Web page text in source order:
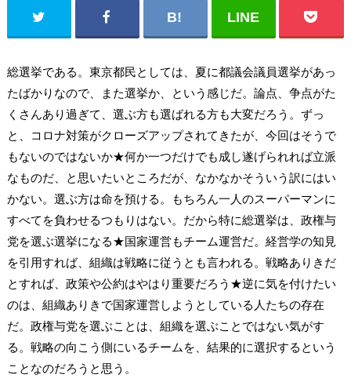
総選挙である。東京都民としては、夏に都議会議員選挙があっ
たばかりなので、また選挙か、という感じだ。論点、争点がた
くさんあり過ぎて、選ぶ方も選ばれる方も大変だろう。ずっ
と、コロナ対策がクローズアップされてきたが、今回はそうで
もないのではないか★何か一つだけでも成し遂げられれば立派
なものだ、と思いたいところだが、なかなかそういう訳にはい
かない。選ぶ方は命を預ける。もちろん一人のスーパーマンに
すべてを負わせるつもりはない。だから特に総選挙は、政権与
党を選ぶ選挙になる★国家運営もチーム運営だ。経営学の知見
を引用すれば、組織は戦略に従うとも言われる。戦略ありきだ
とすれば、政策や公約はやはり重要だろう★逆に気を付けたい
のは、組織ありきで国家運営しようとしている人たちの存在
だ。政権与党を選ぶことは、組織を選ぶことではない気がす
る。戦略の向こう側にいるチームを、結果的に選択するという
ことなのだろうと思う。